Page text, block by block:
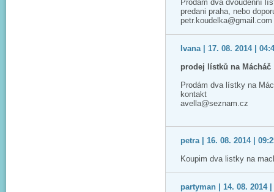
Prodám dva dvoudenní
predani praha, nebo
petr.koudelka@gmail.com
Ivana | 17. 08. 2014 |
prodej lístků na Mácháč
Prodám dva lístky na
kontakt
avella@seznam.cz
petra | 16. 08. 2014 |
Koupim dva listky na
partyman | 14. 08. 2014 |